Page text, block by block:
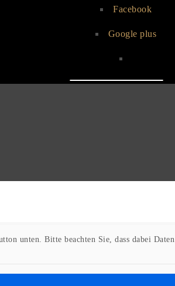
Facebook
Google plus
unten. Bitte beachten Sie, dass dabei Daten